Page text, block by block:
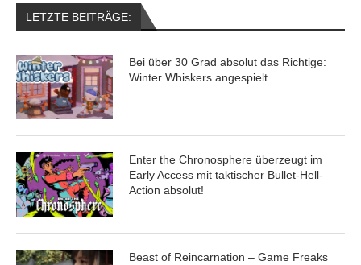
LETZTE BEITRÄGE:
Bei über 30 Grad absolut das Richtige:
Winter Whiskers angespielt
Enter the Chronosphere überzeugt im
Early Access mit taktischer Bullet-Hell-
Action absolut!
Beast of Reincarnation – Game Freaks